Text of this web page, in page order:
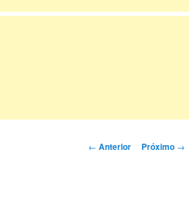
Navegação
← Anterior Próximo →